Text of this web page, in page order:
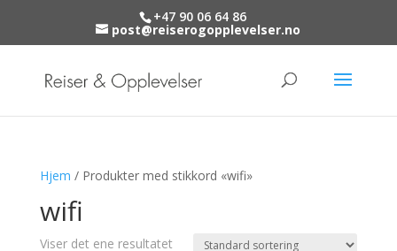
+47 90 06 64 86
post@reiserogopplevelser.no
Hjem / Produkter med stikkord «wifi»
wifi
Viser det ene resultatet